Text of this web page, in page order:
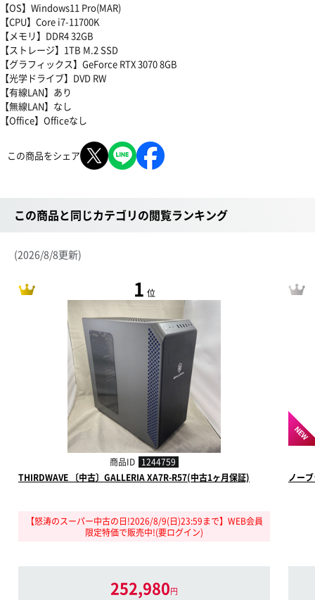
【OS】Windows11 Pro(MAR)
【CPU】Core i7-11700K
【メモリ】DDR4 32GB
【ストレージ】1TB M.2 SSD
【グラフィックス】GeForce RTX 3070 8GB
【光学ドライブ】DVD RW
【有線LAN】あり
【無線LAN】なし
【Office】Officeなし
この商品をシェア
この商品と同じカテゴリの閲覧ランキング
(2026/8/8更新)
1 位
商品ID 1244759
THIRDWAVE 〔中古〕GALLERIA XA7R-R57(中古1ヶ月保証)
【怒涛のスーパー中古の日!2026/8/9(日)23:59まで】WEB会員
限定特価で販売中!(要ログイン)
252,980円
NEW
ノー